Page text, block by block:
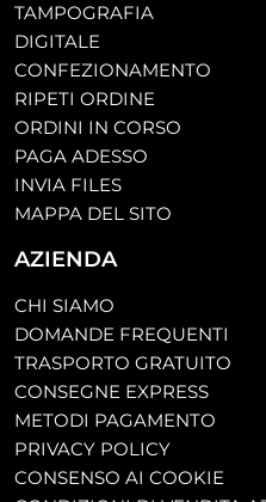
TAMPOGRAFIA
DIGITALE
CONFEZIONAMENTO
RIPETI ORDINE
ORDINI IN CORSO
PAGA ADESSO
INVIA FILES
MAPPA DEL SITO
AZIENDA
CHI SIAMO
DOMANDE FREQUENTI
TRASPORTO GRATUITO
CONSEGNE EXPRESS
METODI PAGAMENTO
PRIVACY POLICY
CONSENSO AI COOKIE